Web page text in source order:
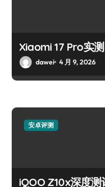
Xiaomi 17 Pro实
dawei 4 月 9, 2026
安卓评测
iQOO Z10x深度